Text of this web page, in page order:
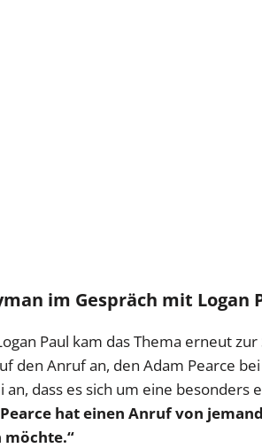
im Gespräch mit Logan
Paul kam das Thema erneut zur
den Anruf an, den Adam Pearce
dass es sich um eine besonders
hat einen Anruf von
möchte.“